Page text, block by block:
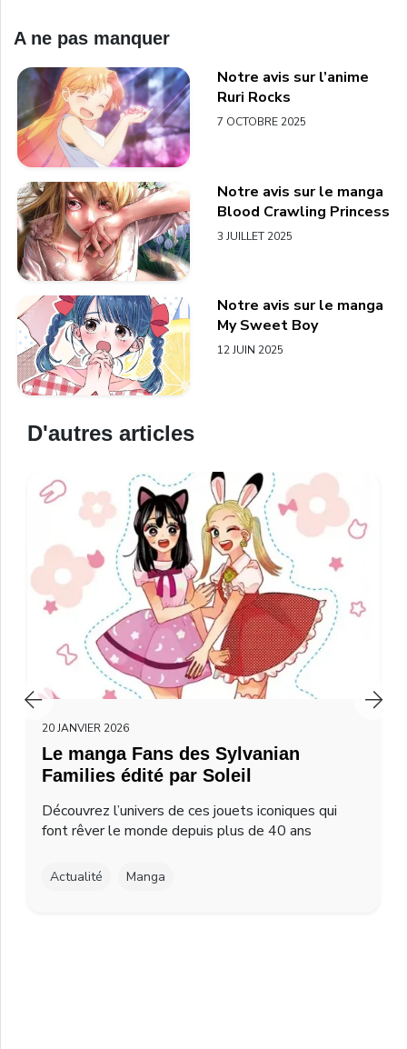
A ne pas manquer
Notre avis sur l’anime
Ruri Rocks
7 OCTOBRE 2025
Notre avis sur le manga
Blood Crawling Princess
3 JUILLET 2025
Notre avis sur le manga
My Sweet Boy
12 JUIN 2025
D'autres articles
20 JANVIER 2026
Le manga Fans des Sylvanian
Families édité par Soleil
Découvrez l’univers de ces jouets iconiques qui
font rêver le monde depuis plus de 40 ans
Actualité Manga